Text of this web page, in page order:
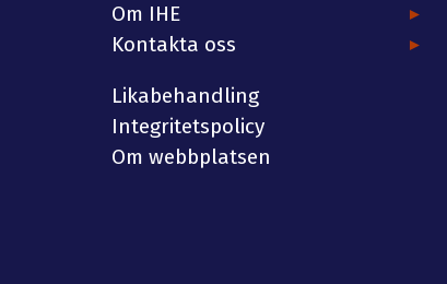
Om IHE
Kontakta oss
Likabehandling
Integritetspolicy
Om webbplatsen